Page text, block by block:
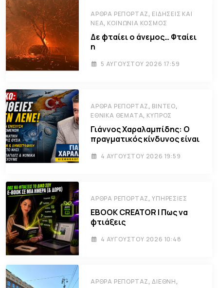
ΆΡΘΡΑ ΡΕΠΟΡΤΆΖ, ΕΙΔΉΣΕΙΣ ΚΑΙ
ΝΈΑ, ΚΟΙΝΩΝΊΑ ΚΌΣΜΟΣ
Δε φταίει ο άνεμος… Φταίει
η
5 ΑΥΓΟΎΣΤΟΥ 2026 17:59
ΆΡΘΡΑ ΡΕΠΟΡΤΆΖ, ΒΊΝΤΕΟ,
ΕΘΝΙΚΆ ΘΈΜΑΤΑ, ΚΎΠΡΟΣ
Γιάννος Χαραλαμπίδης: Ο
πραγματικός κίνδυνος είναι
4 ΑΥΓΟΎΣΤΟΥ 2026 19:59
ΆΡΘΡΑ ΡΕΠΟΡΤΆΖ,ΥΠΗΡΕΣΊΕΣ
EBOOK CREATOR | Πως να
φτιάξεις
4 ΑΥΓΟΎΣΤΟΥ 2026 10:48
ΆΡΘΡΑ ΡΕΠΟΡΤΆΖ,ΔΙΕΘΝΉ,